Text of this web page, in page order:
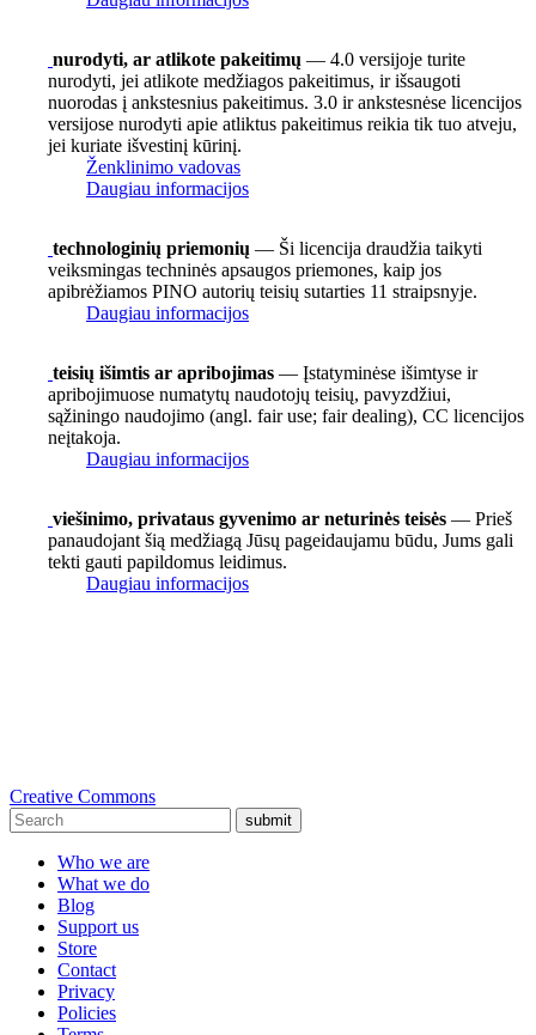
nurodyti, ar atlikote pakeitimų — 4.0 versijoje turite
nurodyti, jei atlikote medžiagos pakeitimus, ir išsaugoti
nuorodas į ankstesnius pakeitimus. 3.0 ir ankstesnėse licencijos
versijose nurodyti apie atliktus pakeitimus reikia tik tuo atveju,
jei kuriate išvestinį kūrinį.
Ženklinimo vadovas
Daugiau informacijos
technologinių priemonių — Ši licencija draudžia taikyti
veiksmingas techninės apsaugos priemones, kaip jos
apibrėžiamos PINO autorių teisių sutarties 11 straipsnyje.
Daugiau informacijos
teisių išimtis ar apribojimas — Įstatyminėse išimtyse ir
apribojimuose numatytų naudotojų teisių, pavyzdžiui,
sąžiningo naudojimo (angl. fair use; fair dealing), CC licencijos
neįtakoja.
Daugiau informacijos
viešinimo, privataus gyvenimo ar neturinės teisės — Prieš
panaudojant šią medžiagą Jūsų pageidaujamu būdu, Jums gali
tekti gauti papildomus leidimus.
Daugiau informacijos
Creative Commons
submit
Who we are
What we do
Blog
Support us
Store
Contact
Privacy
Policies